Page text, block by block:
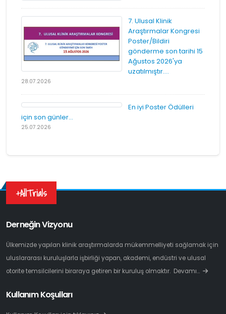
7. Ulusal Klinik
Araştırmalar Kongresi
Poster/Bildiri
gönderme son tarihi 15
Ağustos 2026'ya
uzatılmıştır....
28.07.2026
En iyi Poster Ödülleri
için son günler...
25.07.2026
+AllTrials
Derneğin Vizyonu
Ülkemizde yapılan klinik araştırmalarda mükemmelliyeti sağlamak için
uluslararası kuruluşlarla işbirliği yapan, akademi, endüstri ve ulusal
otorite temsilcilerini biraraya getiren bir kuruluş olmaktır. Devamı…
Kullanım Koşulları